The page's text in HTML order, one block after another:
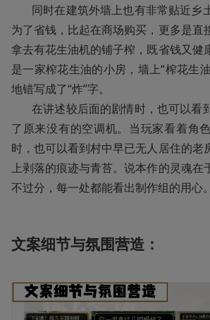
为了省钱，比起在商场购买，更多是直
拿去有花生油机的铺子榨，既省钱又健
是一家榨花生油的小房，墙上“榨花生
地错写成了“炸”字。
       在讲述较后面的剧情时，也可以看到男主家的墙上挂上
了原来没有的空调机。当玩家看着角
时，也可以看到村中早已无人居住的老
上剥落的痕迹与青苔。说本作的灵魂在
不过分，每一处都能看出制作组的用心。
文案细节与氛围营造：